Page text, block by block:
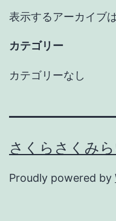
表示するアーカイブ
カテゴリー
カテゴリーなし
さくらさくみ
Proudly powered by